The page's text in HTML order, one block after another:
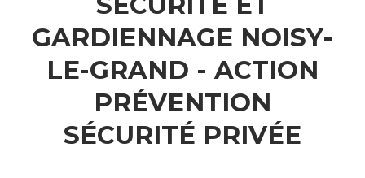
GARDIENNAGE NOISY-
LE-GRAND - ACTION
PRÉVENTION
SÉCURITÉ PRIVÉE